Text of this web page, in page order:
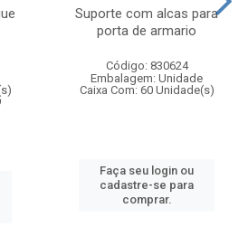
Suporte com alcas para
porta de armario
Código: 830624
Embalagem: Unidade
Caixa Com: 60 Unidade(s)
Faça seu login ou
cadastre-se para
comprar.